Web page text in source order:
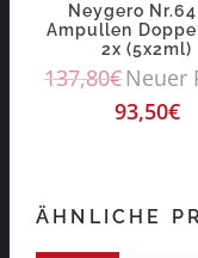
Neygero Nr.64
Ampullen
2x (5x2ml)
137,80€Neuer
93,50€
ÄHNLICHE